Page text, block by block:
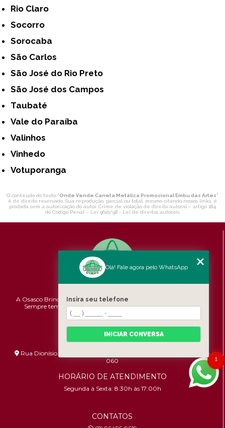
Rio Claro
Socorro
Sorocaba
São Carlos
São José do Rio Preto
São José dos Campos
Taubaté
Vale do Paraíba
Valinhos
Vinhedo
Votuporanga
O conteúdo do texto "Onde Vende Caneta Metálica Promocional Embu das Artes"
é de direito reservado. Sua reprodução, parcial ou total, mesmo citando nossos links, é
proibida sem a autorização do autor. Crime de violação de direito autoral – artigo 184
do Código Penal – Lei 9610/98 - Lei de direitos autorais.
A Osasco Brindes atende a todo o Brasil em brindes personalizados.
Sempre temos promoções e novidades,confira!Pontualidade,
Qualidade e Custo-benefício.
ENDEREÇO
Rua Dionísio Bizarro, 233 - Umuarama - São Paulo - SP - 06036-
060
HORÁRIO DE ATENDIMENTO
Segunda à Sexta: 8:30h às 17:00h
CONTATOS
1
Olá! Fale agora pelo WhatsApp
Insira seu telefone
INICIAR CONVERSA